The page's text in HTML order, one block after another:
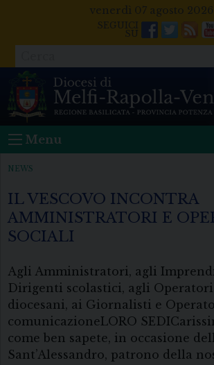
venerdì 07 agosto 2026
Facebook
Menu
NEWS
IL VESCOVO INCONTRA
AMMINISTRATORI E
SOCIALI
Agli Amministratori, agli
Dirigenti scolastici, agli
diocesani, ai Giornalisti e
comunicazioneLORO
come ben sapete, in occasione
Sant’Alessandro, patrono della